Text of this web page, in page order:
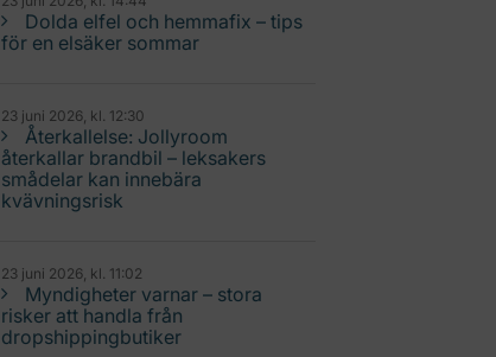
Dolda elfel och hemmafix – tips
för en elsäker sommar
23 juni 2026, kl. 12:30
Återkallelse: Jollyroom
återkallar brandbil – leksakers
smådelar kan innebära
kvävningsrisk
23 juni 2026, kl. 11:02
Myndigheter varnar – stora
risker att handla från
dropshippingbutiker